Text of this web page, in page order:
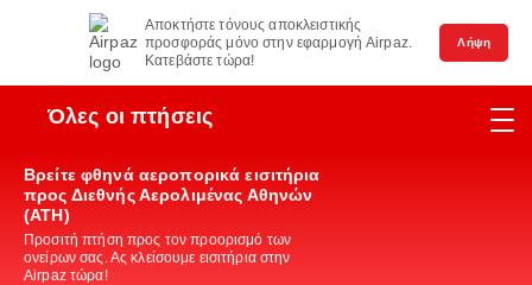
Αποκτήστε τόνους αποκλειστικής
προσφοράς μόνο στην εφαρμογή Airpaz.
Κατεβάστε τώρα!
Λήψη
Όλες οι πτήσεις
Βρείτε φθηνά αεροπορικά εισιτήρια
προς Διεθνής Αερολιμένας Αθηνών
(ATH)
Προσιτή πτήση προς τον προορισμό των
ονείρων σας. Ας κλείσουμε εισιτήρια στην
Airpaz τώρα!